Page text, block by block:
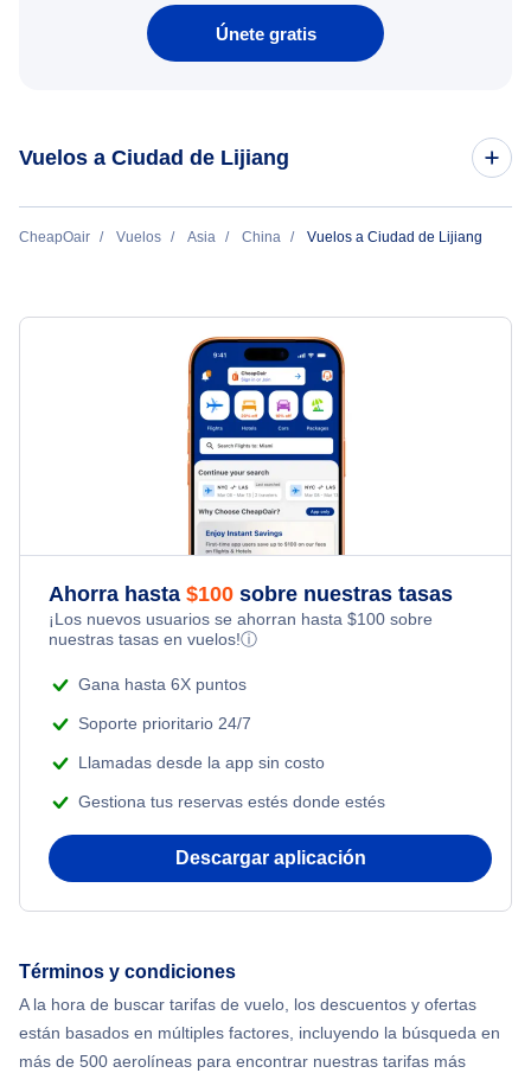
Únete gratis
Vuelos a Ciudad de Lijiang
Vuelos de San Francisco a Ciudad de Lijiang
CheapOair Vuelos Asia China Vuelos a Ciudad de Lijiang
Ahorra hasta $100 sobre nuestras tasas
¡Los nuevos usuarios se ahorran hasta $100 sobre
nuestras tasas en vuelos!ⓘ
Gana hasta 6X puntos
Soporte prioritario 24/7
Llamadas desde la app sin costo
Gestiona tus reservas estés donde estés
Descargar aplicación
Términos y condiciones
A la hora de buscar tarifas de vuelo, los descuentos y ofertas
están basados en múltiples factores, incluyendo la búsqueda en
más de 500 aerolíneas para encontrar nuestras tarifas más